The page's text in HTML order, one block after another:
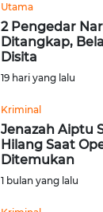
Utama
2 Pengedar
Ditangkap,
Disita
19 hari yang lalu
Kriminal
Jenazah Aiptu
Hilang Saat
Ditemukan
1 bulan yang lalu